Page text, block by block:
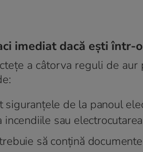
imediat dacă ești într-
a câtorva reguli de aur
siguranțele de la panoul
sau
să conțină